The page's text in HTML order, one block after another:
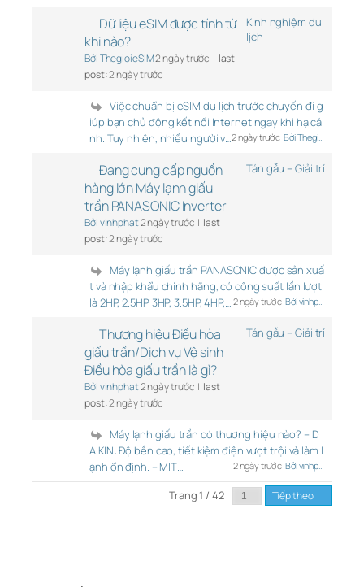
Dữ liệu eSIM được tính từ
khi nào?
Bởi ThegioieSIM2 ngày trước | last
post:2 ngày trước
Kinh nghiệm du
lịch
Việc chuẩn bị eSIM du lịch trước chuyến đi g
iúp bạn chủ động kết nối Internet ngay khi hạ cá
nh. Tuy nhiên, nhiều người v…2 ngày trước Bởi Thegi…
Đang cung cấp nguồn
hàng lớn Máy lạnh giấu
trần PANASONIC Inverter
Bởi vinhphat2 ngày trước | last
post:2 ngày trước
Tán gẫu – Giải trí
Máy lạnh giấu trần PANASONIC được sản xuấ
t và nhập khẩu chính hãng, có công suất lần lượt
là 2HP, 2.5HP 3HP, 3.5HP, 4HP,… 2 ngày trước Bởi vinhp…
Thương hiệu Điều hòa
giấu trần/Dịch vụ Vệ sinh
Điều hòa giấu trần là gì?
Bởi vinhphat2 ngày trước | last
post:2 ngày trước
Tán gẫu – Giải trí
Máy lạnh giấu trần có thương hiệu nào? – D
AIKIN: Độ bền cao, tiết kiệm điện vượt trội và làm l
ạnh ổn định. – MIT…
2 ngày trước Bởi vinhp…
Trang 1 / 42 Tiếp theo